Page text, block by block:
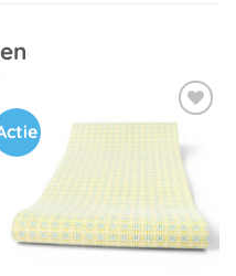
Toevoegen
aan
verlanglijst